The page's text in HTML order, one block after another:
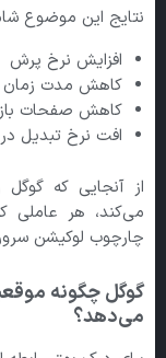
نتایج این موضوع
افزایش نرخ پرش
کاهش مدت زمان
کاهش صفحات
افت نرخ تبدیل در
از آنجایی که گوگل
می‌کند، هر عاملی
چارچوب لوکیشن
گوگل چگونه
می‌دهد؟